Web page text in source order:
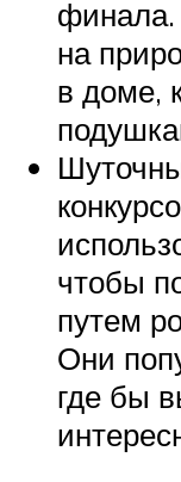
финала.
на
в доме,
чтобы
путем
Они
где бы